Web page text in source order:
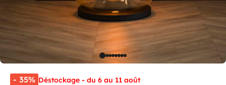
- 35% Déstockage - du 6 au 11 août